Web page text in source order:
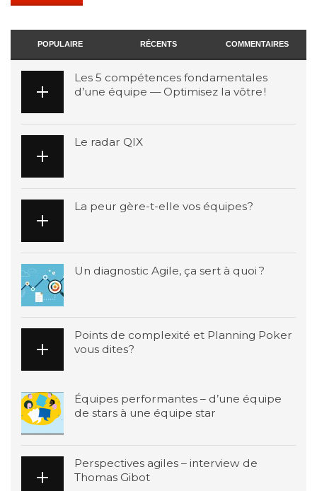
POPULAIRE RÉCENTS COMMENTAIRES
Les 5 compétences fondamentales
d’une équipe — Optimisez la vôtre !
Le radar QIX
La peur gère-t-elle vos équipes?
Un diagnostic Agile, ça sert à quoi ?
Points de complexité et Planning Poker
vous dites?
Équipes performantes – d’une équipe
de stars à une équipe star
Perspectives agiles – interview de
Thomas Gibot